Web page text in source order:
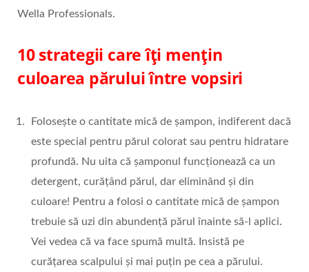
Wella Professionals.
10 strategii care îți mențin
culoarea părului între vopsiri
Folosește o cantitate mică de șampon, indiferent dacă
este special pentru părul colorat sau pentru hidratare
profundă. Nu uita că șamponul funcționează ca un
detergent, curățând părul, dar eliminând și din
culoare! Pentru a folosi o cantitate mică de șampon
trebuie să uzi din abundență părul înainte să-l aplici.
Vei vedea că va face spumă multă. Insistă pe
curățarea scalpului și mai puțin pe cea a părului.